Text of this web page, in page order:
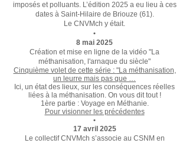
imposés et polluants. L’édition 2025 a eu lieu à ces
dates à Saint-Hilaire de Briouze (61).
Le CNVMch y était.
•
8 mai 2025
Création et mise en ligne de la vidéo "La
méthanisation, l'arnaque du siècle"
Cinquième volet de cette série : "La méthanisation,
un leurre mais pas que …
Ici, un état des lieux, sur les conséquences réelles
liées à la méthanisation. On vous dit tout !
1ère partie : Voyage en Méthanie.
Pour visionner les précédentes
•
17 avril 2025
Le collectif CNVMch s’associe au CSNM en